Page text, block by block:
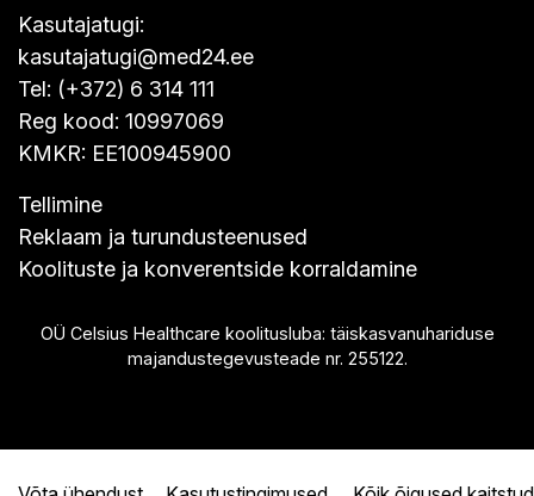
Kasutajatugi:
kasutajatugi@med24.ee
Tel: (+372) 6 314 111
Reg kood: 10997069
KMKR: EE100945900
Tellimine
Reklaam ja turundusteenused
Koolituste ja konverentside korraldamine
OÜ Celsius Healthcare koolitusluba: täiskasvanuhariduse
majandustegevusteade nr. 255122.